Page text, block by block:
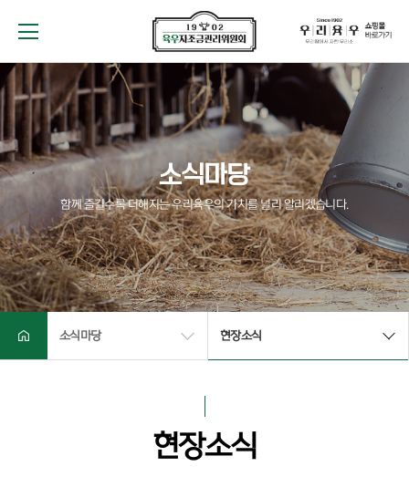
위원회
소개
운영현황
소식마당
정보마당
참여마당
소식마당
함께 즐길수록 더해지는 우리육우의 가치를 널리 알리겠습니다.
소식마당 현장소식
현장소식